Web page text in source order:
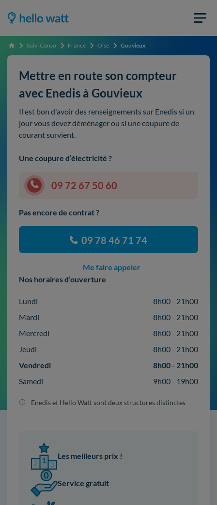
Accueil Suivi Conso France Oise Gouvieux
Mettre en route son compteur
avec Enedis à Gouvieux
Il est bon d'avoir des renseignements sur Enedis si un
jour vous devez déménager ou si une coupure de
courant survient.
Une coupure d’électricité ?
09 72 67 50 60
Pas encore de contrat ?
09 78 46 71 74
Me faire appeler
Nos horaires d’ouverture
Lundi
8h00 - 21h00
Mardi
8h00 - 21h00
Mercredi
8h00 - 21h00
Jeudi
8h00 - 21h00
Vendredi
8h00 - 21h00
Samedi
9h00 - 19h00
Enedis et Hello Watt sont deux structures distinctes
Les meilleurs prix !
Service gratuit